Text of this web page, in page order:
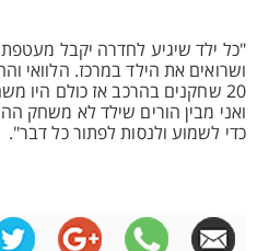
"כל ילד שיגיע לחדרה יקבל
ושרואים את הילד במרכז.
20 שחקנים בהרכב אז כולם היו
ואני מבין הורים שילד לא משחק
כדי לשמוע ולנסות לפתור כל דבר".